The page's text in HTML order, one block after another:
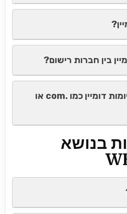
בין חברות רישום?
מה המשמעות של סיומות דומיין כמו .com או
בנושא